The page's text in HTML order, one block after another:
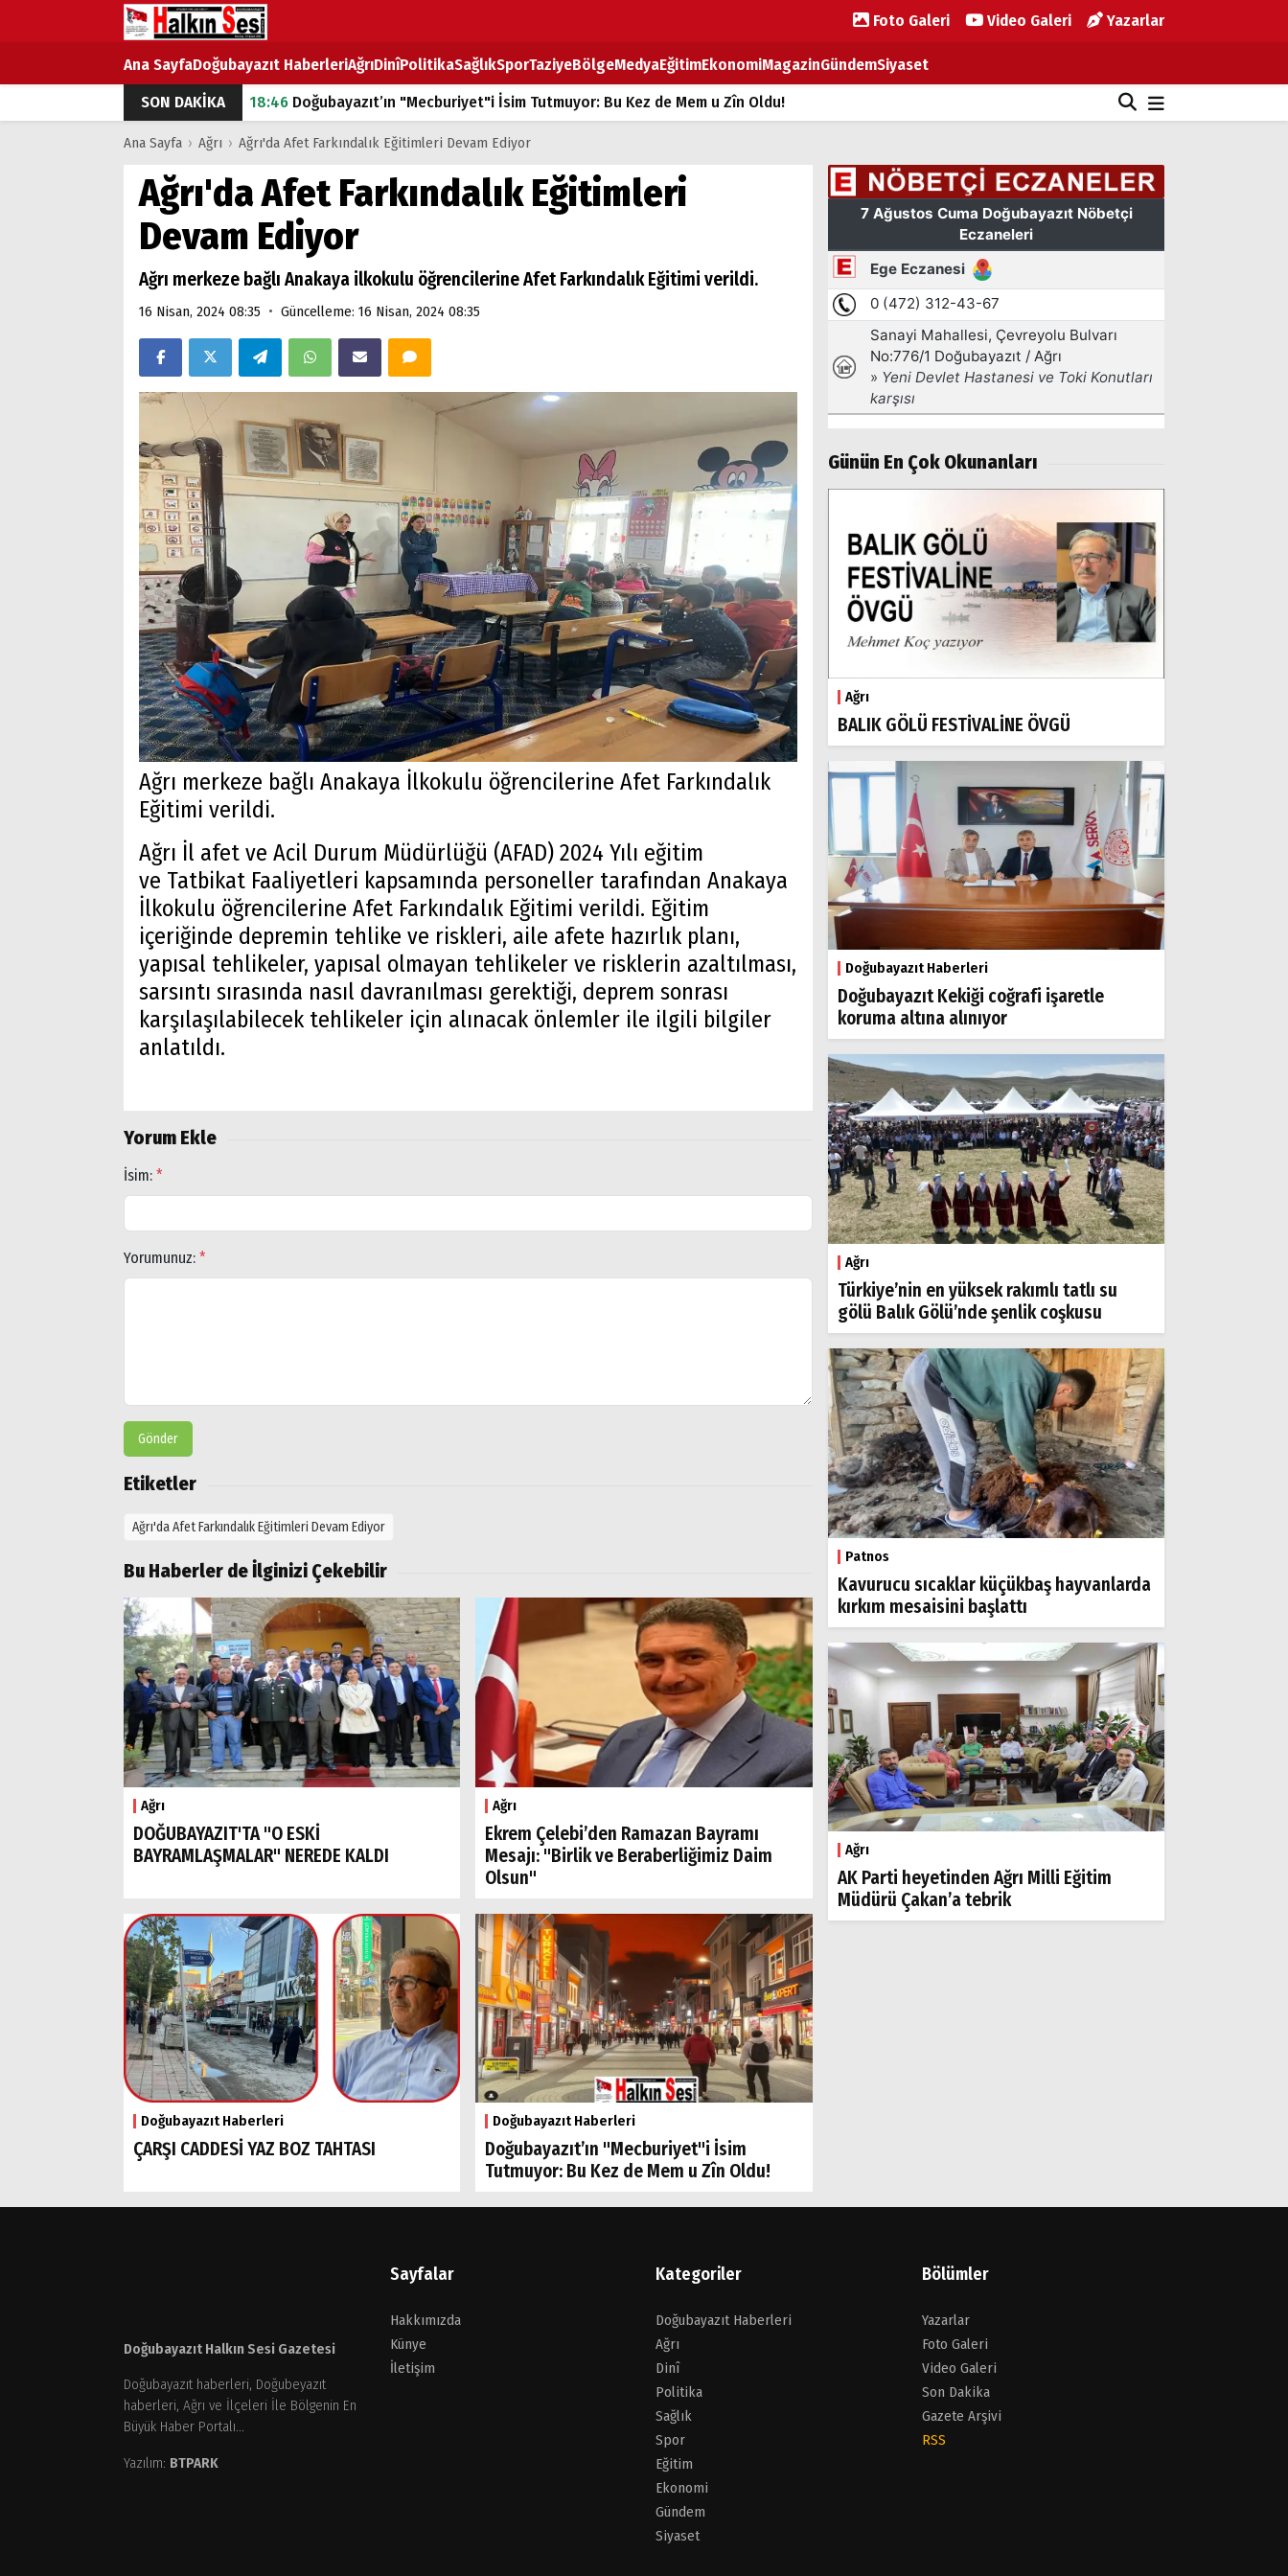
Foto Galeri Video Galeri Yazarlar
Ana SayfaDoğubayazıt HaberleriAğrıDinîPolitikaSağlıkSporTaziyeBölgeMedyaEğitimEkonomiMagazinGündemSiyaset
SON DAKİKA
18:46 Doğubayazıt’ın "Mecburiyet"i İsim Tutmuyor: Bu Kez de Mem u Zîn Oldu!
07:53Doğubayazıt’ta Ekmek Fiyatlarına Zam
07:16 Doğubayazıt'ta çocukların sırtındaki ağır yük
07:00DEVLET ve HÜKÜMET
18:29ÇARŞI CADDESİ YAZ BOZ TAHTASI
Ana Sayfa › Ağrı › Ağrı'da Afet Farkındalık Eğitimleri Devam Ediyor
Ağrı'da Afet Farkındalık Eğitimleri
Devam Ediyor
Ağrı merkeze bağlı Anakaya ilkokulu öğrencilerine Afet Farkındalık Eğitimi verildi.
16 Nisan, 2024 08:35 • Güncelleme: 16 Nisan, 2024 08:35
Ağrı merkeze bağlı Anakaya İlkokulu öğrencilerine Afet Farkındalık
Eğitimi verildi.
Ağrı İl afet ve Acil Durum Müdürlüğü (AFAD) 2024 Yılı eğitim
ve Tatbikat Faaliyetleri kapsamında personeller tarafından Anakaya
İlkokulu öğrencilerine Afet Farkındalık Eğitimi verildi. Eğitim
içeriğinde depremin tehlike ve riskleri, aile afete hazırlık planı,
yapısal tehlikeler, yapısal olmayan tehlikeler ve risklerin azaltılması,
sarsıntı sırasında nasıl davranılması gerektiği, deprem sonrası
karşılaşılabilecek tehlikeler için alınacak önlemler ile ilgili bilgiler
anlatıldı.
Yorum Ekle
İsim: *
Yorumunuz: *
Gönder
Etiketler
Ağrı'da Afet Farkındalık Eğitimleri Devam Ediyor
Bu Haberler de İlginizi Çekebilir
Ağrı
DOĞUBAYAZIT'TA "O ESKİ
BAYRAMLAŞMALAR" NEREDE KALDI
Ağrı
Ekrem Çelebi’den Ramazan Bayramı
Mesajı: "Birlik ve Beraberliğimiz Daim
Olsun"
Doğubayazıt Haberleri
ÇARŞI CADDESİ YAZ BOZ TAHTASI
Doğubayazıt Haberleri
Doğubayazıt’ın "Mecburiyet"i İsim
Tutmuyor: Bu Kez de Mem u Zîn Oldu!
Günün En Çok Okunanları
Ağrı
BALIK GÖLÜ FESTİVALİNE ÖVGÜ
Doğubayazıt Haberleri
Doğubayazıt Kekiği coğrafi işaretle
koruma altına alınıyor
Ağrı
Türkiye’nin en yüksek rakımlı tatlı su
gölü Balık Gölü’nde şenlik coşkusu
Patnos
Kavurucu sıcaklar küçükbaş hayvanlarda
kırkım mesaisini başlattı
Ağrı
AK Parti heyetinden Ağrı Milli Eğitim
Müdürü Çakan’a tebrik
Doğubayazıt Halkın Sesi Gazetesi
Doğubayazıt haberleri, Doğubeyazıt
haberleri, Ağrı ve İlçeleri İle Bölgenin En
Büyük Haber Portalı...
Yazılım: BTPARK
Sayfalar
Hakkımızda
Künye
İletişim
Kategoriler
Doğubayazıt Haberleri
Ağrı
Dinî
Politika
Sağlık
Spor
Eğitim
Ekonomi
Gündem
Siyaset
Bölümler
Yazarlar
Foto Galeri
Video Galeri
Son Dakika
Gazete Arşivi
RSS